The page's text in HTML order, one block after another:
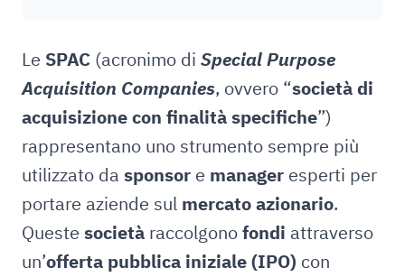
Le SPAC (acronimo di Special Purpose
Acquisition Companies, ovvero “società di
acquisizione con finalità specifiche”)
rappresentano uno strumento sempre più
utilizzato da sponsor e manager esperti per
portare aziende sul mercato azionario.
Queste società raccolgonofondi attraverso
un’offerta pubblica iniziale (IPO) con